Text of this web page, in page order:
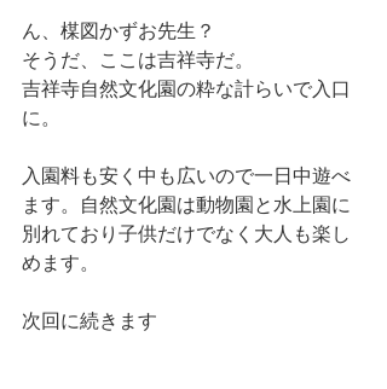
ん、楳図かずお先生？
そうだ、ここは吉祥寺だ。
吉祥寺自然文化園の粋な計らいで入口
に。
入園料も安く中も広いので一日中遊べ
ます。自然文化園は動物園と水上園に
別れており子供だけでなく大人も楽し
めます。
次回に続きます